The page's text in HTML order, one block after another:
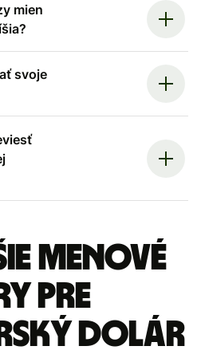
mien
svoje
menové
pre
dolár